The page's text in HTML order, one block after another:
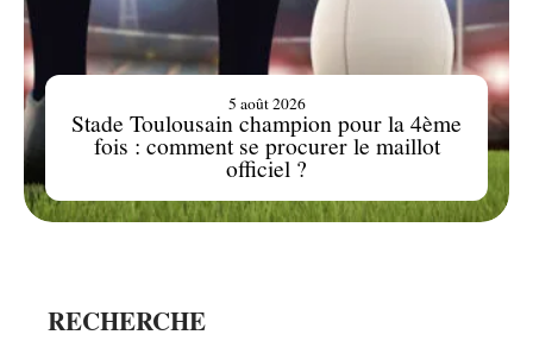
Stade Toulousain champion pour la 4ème
fois : comment se procurer le maillot
officiel ?
5 août 2026
RECHERCHE